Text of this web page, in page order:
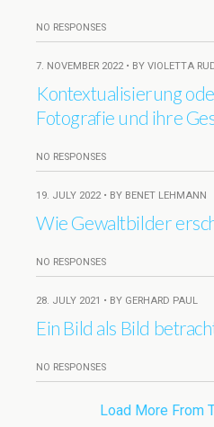
NO RESPONSES
7. NOVEMBER 2022 • BY VIOLETTA
Kontextualisierung
Fotografie und ihre
NO RESPONSES
19. JULY 2022 • BY BENET LEHMANN
Wie Gewaltbilder
NO RESPONSES
28. JULY 2021 • BY GERHARD PAUL
Ein Bild als Bild
NO RESPONSES
Load More From